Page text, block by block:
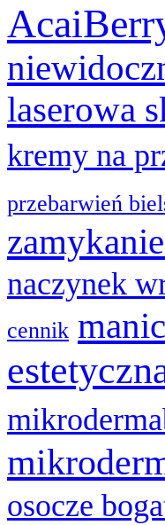
laserowa
kremy na
przebarwień
naczynek
cennik
osocze